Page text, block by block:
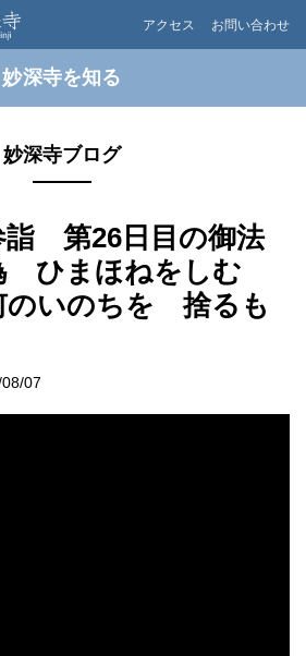
アクセス お問い合わせ
妙深寺を知る
妙深寺ブログ
詣 第26日目の御法
ひまほねをしむ
いのちを 捨るも
07